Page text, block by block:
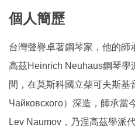
個人簡歷
台灣聲譽卓著鋼琴家，他的師
高茲Heinrich Neuhaus鋼琴學
間，在莫斯科國立柴可夫斯
Чайковского）深造，師承當
Lev Naumov，乃涅高茲學派